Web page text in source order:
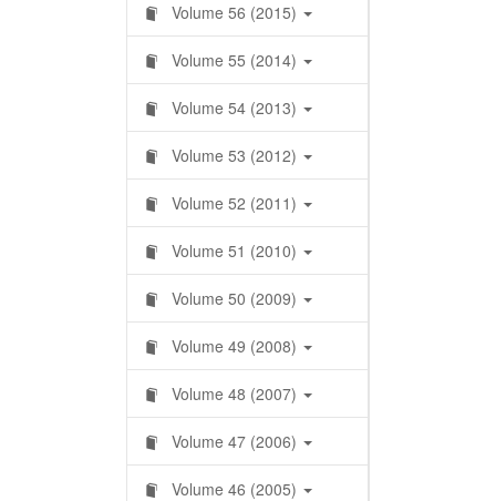
Volume 56 (2015)
Volume 55 (2014)
Volume 54 (2013)
Volume 53 (2012)
Volume 52 (2011)
Volume 51 (2010)
Volume 50 (2009)
Volume 49 (2008)
Volume 48 (2007)
Volume 47 (2006)
Volume 46 (2005)